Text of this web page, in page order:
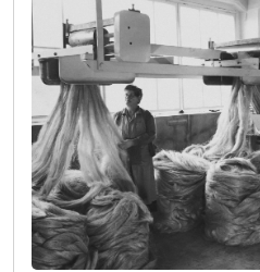
Blue jeans, shifting
faced by new
Bangladesh